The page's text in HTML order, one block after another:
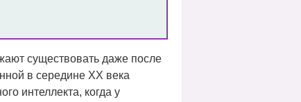
существовать даже после
в середине ХХ века
интеллекта, когда у